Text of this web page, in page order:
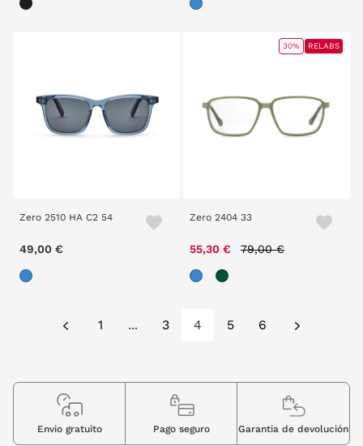
Zero 2510 HA C2 54
49,00 €
Zero 2404 33
55,30 € Price reduced from
79,00 €
30% RELABS
1 ... 3 4 5 6
Envio gratuito Pago seguro Garantia de devolución